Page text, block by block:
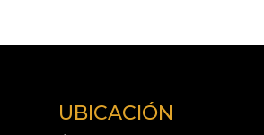
UBICACIÓN